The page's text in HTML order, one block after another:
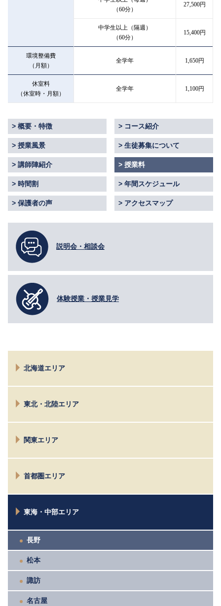
（60分）
27,500円
中学生以上（隔週）
（60分）
15,400円
環境整備費
（月額）
全学年 1,650円
休室料
（休室時・月額）
全学年 1,100円
概要・特徴 コース紹介
授業風景 生徒募集について
講師陣紹介 授業料
時間割 年間スケジュール
保護者の声 アクセスマップ
説明会・相談会
体験授業・授業見学
北海道エリア
東北・北陸エリア
新潟関東エリア
太田首都圏エリア
目黒
八王子
お茶の水
相模原
市川西千葉
大宮
東海・中部エリア
長野
松本
諏訪
名古屋